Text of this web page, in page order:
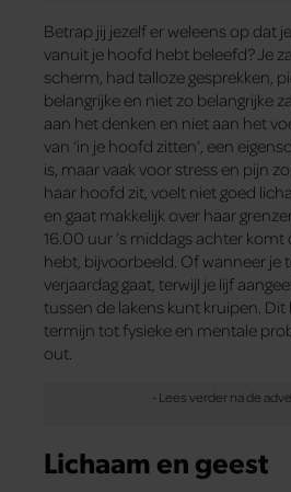
Betrap jij jezelf er weleens op dat
vanuit je hoofd hebt beleefd? Je
scherm, had talloze gesprekken,
belangrijke en niet zo belangrijke
aan het denken en niet aan het
van ‘in je hoofd zitten’, een
is, maar vaak voor stress en pijn
haar hoofd zit, voelt niet goed
en gaat makkelijk over haar
16.00 uur ’s middags achter
hebt, bijvoorbeeld. Of wanneer je
verjaardag gaat, terwijl je lijf
tussen de lakens kunt kruipen. Dit
termijn tot fysieke en mentale
out.
Lichaam en geest